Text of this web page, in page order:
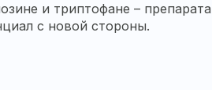
и триптофане –
с новой стороны.